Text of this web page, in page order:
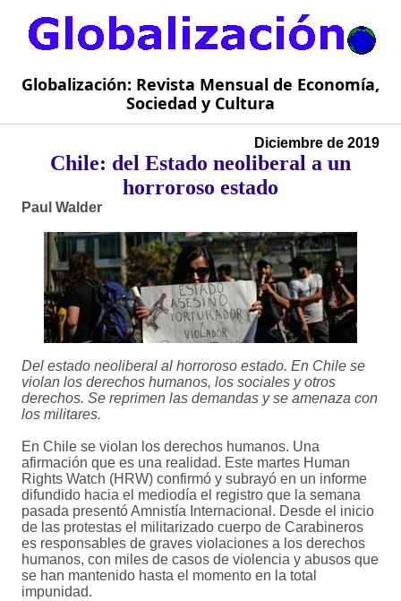
Globalización: Revista Mensual de Economía,
Sociedad y Cultura
Diciembre de 2019
Chile: del Estado neoliberal a un
horroroso estado
Paul Walder
Del estado neoliberal al horroroso estado. En Chile se
violan los derechos humanos, los sociales y otros
derechos. Se reprimen las demandas y se amenaza con
los militares.
En Chile se violan los derechos humanos. Una
afirmación que es una realidad. Este martes Human
Rights Watch (HRW) confirmó y subrayó en un informe
difundido hacia el mediodía el registro que la semana
pasada presentó Amnistía Internacional. Desde el inicio
de las protestas el militarizado cuerpo de Carabineros
es responsables de graves violaciones a los derechos
humanos, con miles de casos de violencia y abusos que
se han mantenido hasta el momento en la total
impunidad.